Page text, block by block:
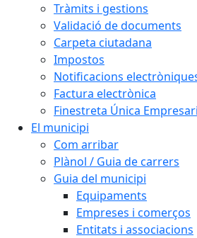
Tràmits i gestions
Validació de documents
Carpeta ciutadana
Impostos
Notificacions
Factura electrònica
Finestreta Única
El municipi
Com arribar
Plànol / Guia de carrers
Guia del municipi
Equipaments
Empreses i comerços
Entitats i associacions